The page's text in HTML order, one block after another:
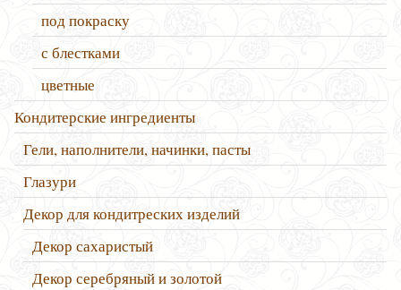
под покраску
с блестками
цветные
Кондитерские ингредиенты
Гели, наполнители, начинки, пасты
Глазури
Декор для кондитреских изделий
Декор сахаристый
Декор серебряный и золотой